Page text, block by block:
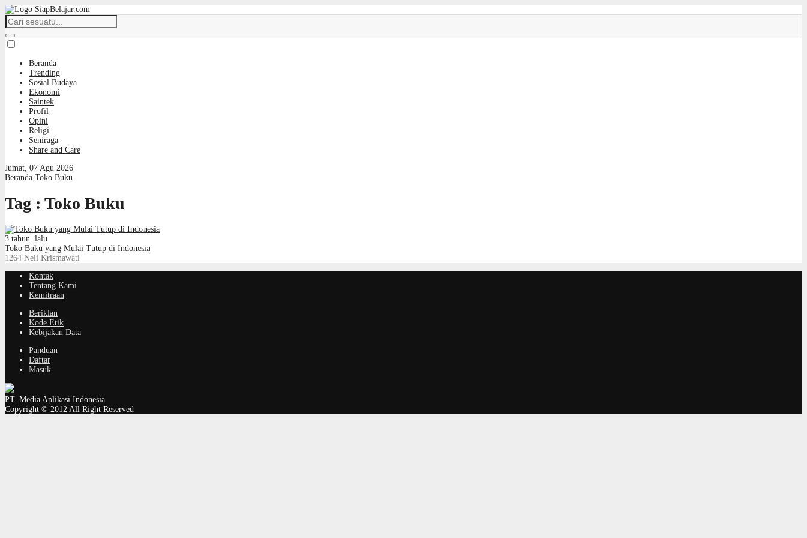
Beranda
Trending
Sosial Budaya
Ekonomi
Saintek
Profil
Opini
Religi
Seniraga
Share and Care
Jumat, 07 Agu 2026
Beranda Toko Buku
Tag : Toko Buku
3 tahun lalu
Toko Buku yang Mulai Tutup di Indonesia
1264 Neli Krismawati
Kontak
Tentang Kami
Kemitraan
Beriklan
Kode Etik
Kebijakan Data
Panduan
Daftar
Masuk
PT. Media Aplikasi Indonesia
Copyright © 2012 All Right Reserved